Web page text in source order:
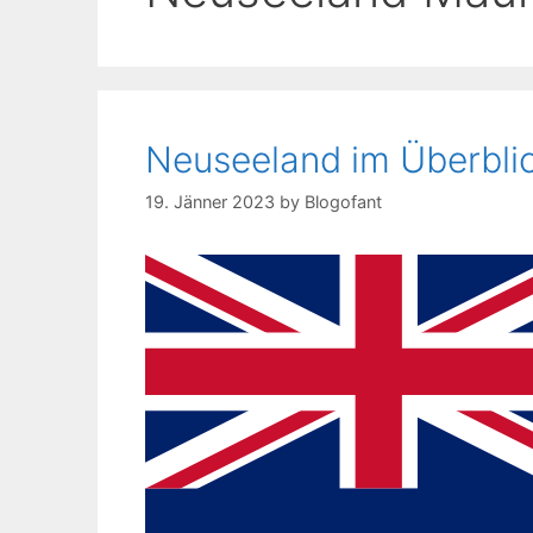
Neuseeland im
19. Jänner 2023 by Blogofant